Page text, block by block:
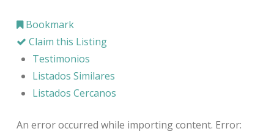
Bookmark
Claim this Listing
Testimonios
Listados Similares
Listados Cercanos
An error occurred while importing content. Error: